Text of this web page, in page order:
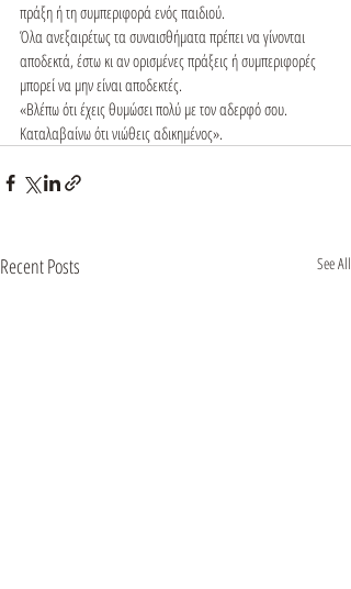
πράξη ή τη συμπεριφορά ενός παιδιού.
Όλα ανεξαιρέτως τα συναισθήματα πρέπει να γίνονται
αποδεκτά, έστω κι αν ορισμένες πράξεις ή συμπεριφορές
μπορεί να μην είναι αποδεκτές.
«Βλέπω ότι έχεις θυμώσει πολύ με τον αδερφό σου.
Καταλαβαίνω ότι νιώθεις αδικημένος».
Recent Posts See All